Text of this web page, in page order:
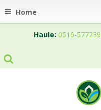
Home
Haule: 0516-577239